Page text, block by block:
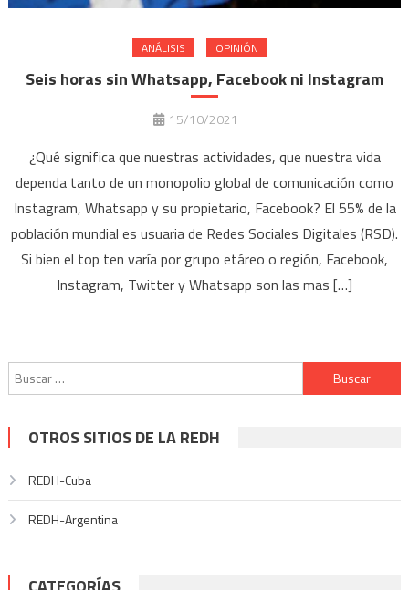
ANÁLISIS OPINIÓN
Seis horas sin Whatsapp, Facebook ni Instagram
15/10/2021
¿Qué significa que nuestras actividades, que nuestra vida
dependa tanto de un monopolio global de comunicación como
Instagram, Whatsapp y su propietario, Facebook? El 55% de la
población mundial es usuaria de Redes Sociales Digitales (RSD).
Si bien el top ten varía por grupo etáreo o región, Facebook,
Instagram, Twitter y Whatsapp son las mas […]
Buscar:
OTROS SITIOS DE LA REDH
REDH-Cuba
REDH-Argentina